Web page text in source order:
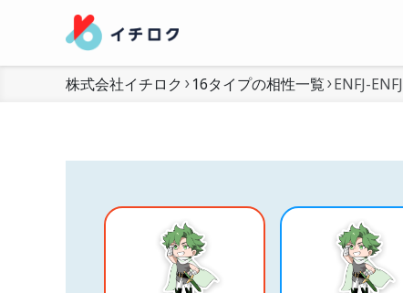
株式会社イチロク 16タイプの相性一覧 ENFJ-ENFJ